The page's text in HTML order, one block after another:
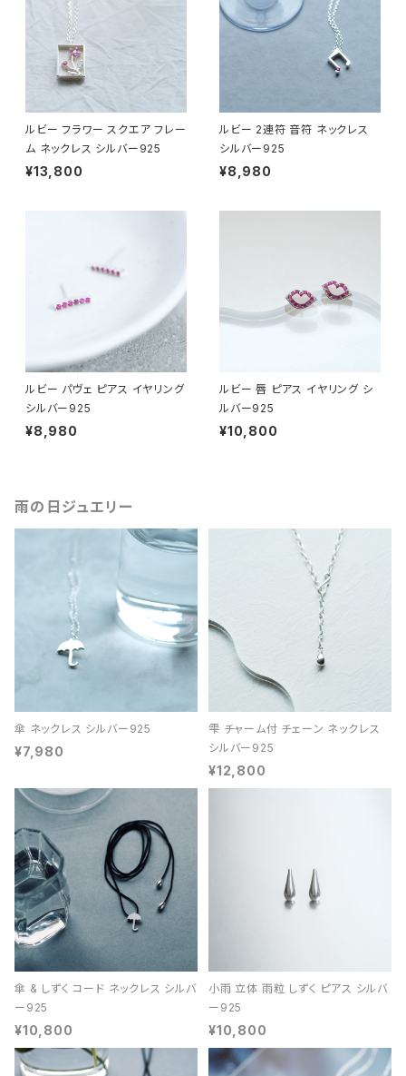
ルビー フラワー スクエア フレー
ム ネックレス シルバー925
¥13,800
ルビー 2連符 音符 ネックレス
シルバー925
¥8,980
ルビー パヴェ ピアス イヤリング
シルバー925
¥8,980
ルビー 唇 ピアス イヤリング シ
ルバー925
¥10,800
雨の日ジュエリー
傘 ネックレス シルバー925
¥7,980
雫 チャーム付 チェーン ネックレス
シルバー925
¥12,800
傘 & しずく コード ネックレス シルバ
ー925
¥10,800
小雨 立体 雨粒 しずく ピアス シルバ
ー925
¥10,800